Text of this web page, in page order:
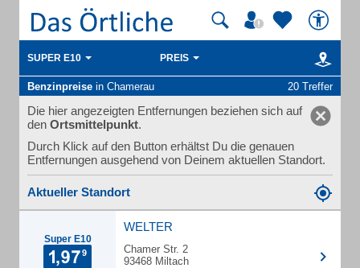
SUPER E10 PREIS
Benzinpreise in Chamerau 20 Treffer
Die hier angezeigten Entfernungen beziehen sich auf
den Ortsmittelpunkt.
Durch Klick auf den Button erhältst Du die genauen
Entfernungen ausgehend von Deinem aktuellen Standort.
Aktueller Standort
Super E10
WELTER
Chamer Str. 2
93468 Miltach